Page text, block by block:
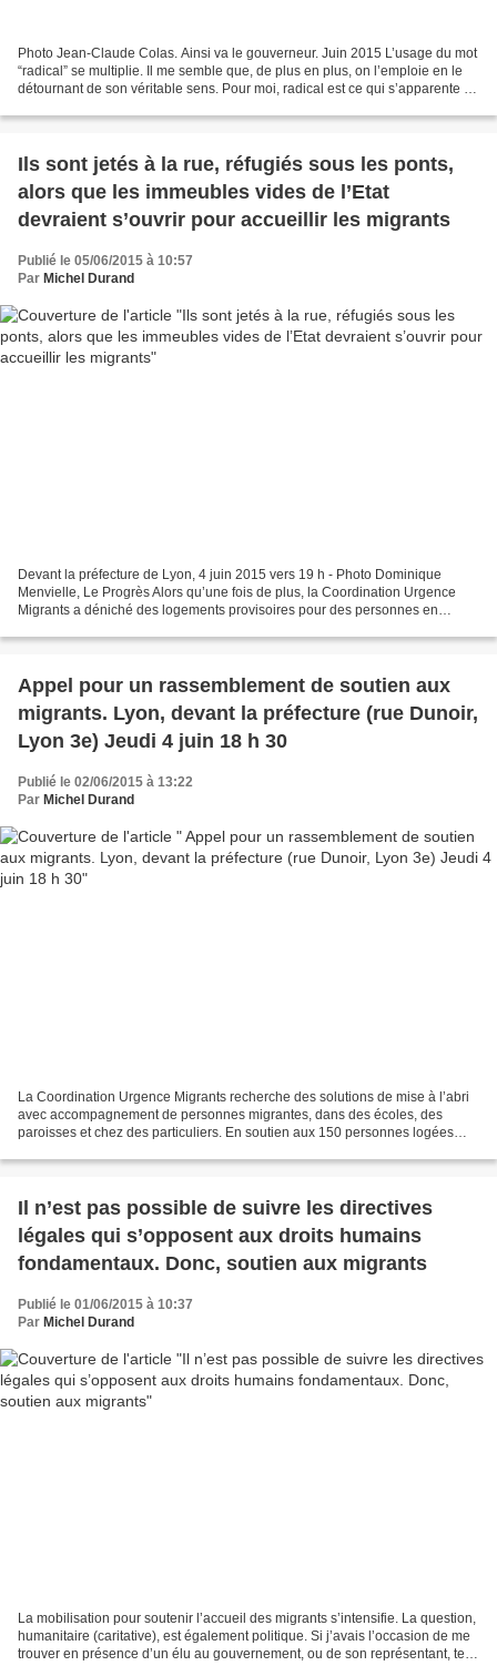
Photo Jean-Claude Colas. Ainsi va le gouverneur. Juin 2015 L’usage du mot
“radical” se multiplie. Il me semble que, de plus en plus, on l’emploie en le
détournant de son véritable sens. Pour moi, radical est ce qui s’apparente à
Ils sont jetés à la rue, réfugiés sous les ponts,
alors que les immeubles vides de l’Etat
devraient s’ouvrir pour accueillir les migrants
Publié le 05/06/2015 à 10:57
Par Michel Durand
Devant la préfecture de Lyon, 4 juin 2015 vers 19 h - Photo Dominique
Menvielle, Le Progrès Alors qu’une fois de plus, la Coordination Urgence
Migrants a déniché des logements provisoires pour des personnes en
Appel pour un rassemblement de soutien aux
migrants. Lyon, devant la préfecture (rue Dunoir,
Lyon 3e) Jeudi 4 juin 18 h 30
Publié le 02/06/2015 à 13:22
Par Michel Durand
La Coordination Urgence Migrants recherche des solutions de mise à l’abri
avec accompagnement de personnes migrantes, dans des écoles, des
paroisses et chez des particuliers. En soutien aux 150 personnes logées
Il n’est pas possible de suivre les directives
légales qui s’opposent aux droits humains
fondamentaux. Donc, soutien aux migrants
Publié le 01/06/2015 à 10:37
Par Michel Durand
La mobilisation pour soutenir l’accueil des migrants s’intensifie. La question,
humanitaire (caritative), est également politique. Si j’avais l’occasion de me
trouver en présence d’un élu au gouvernement, ou de son représentant, tel